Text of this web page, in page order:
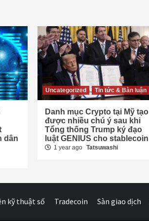
dân
Uncategorized Tin tức & Bàn luận
Danh mục Crypto tại Mỹ tạo
được nhiều chú ý sau khi
Tổng thống Trump ký đạo
luật GENIUS cho stablecoin
1 year ago Tatsuwashi
kỹ thuật số Tradecoin Sàn giao dịch